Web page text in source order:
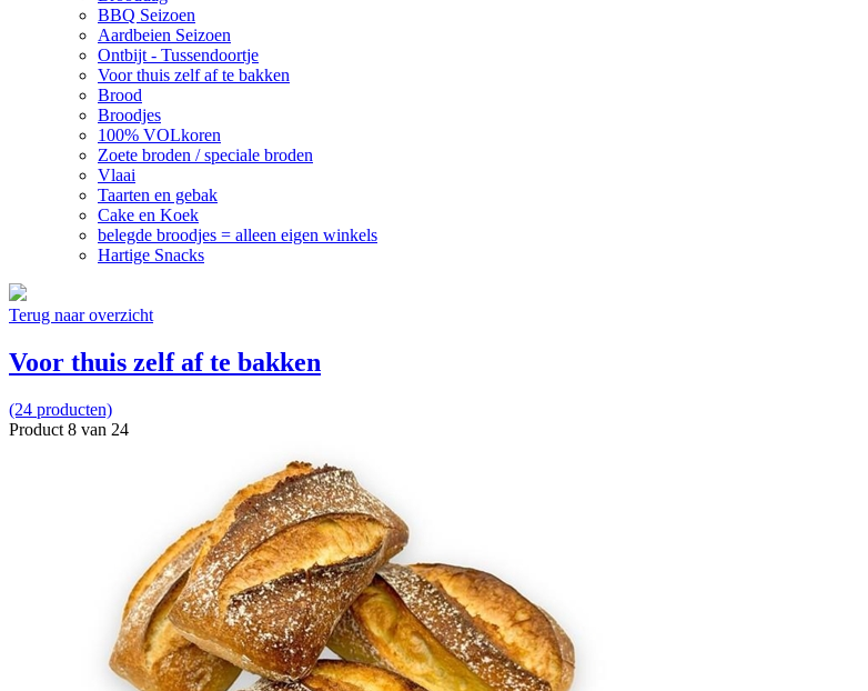
BBQ Seizoen
Aardbeien Seizoen
Ontbijt - Tussendoortje
Voor thuis zelf af te bakken
Brood
Broodjes
100% VOLkoren
Zoete broden / speciale broden
Vlaai
Taarten en gebak
Cake en Koek
belegde broodjes = alleen eigen winkels
Hartige Snacks
Terug naar overzicht
Voor thuis zelf af te bakken
(24 producten)
Product 8 van 24